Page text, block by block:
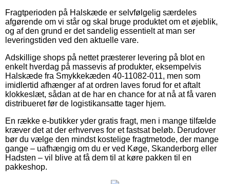
Fragtperioden på Halskæde er selvfølgelig særdeles
afgørende om vi står og skal bruge produktet om et øjeblik,
og af den grund er det sandelig essentielt at man ser
leveringstiden ved den aktuelle vare.
Adskillige shops på nettet præsterer levering på blot en
enkelt hverdag på massevis af produkter, eksempelvis
Halskæde fra Smykkekæden 40-11082-011, men som
imidlertid afhænger af at ordren laves forud for et aftalt
klokkeslæt, sådan at de har en chance for at nå at få varen
distribueret før de logistikansatte tager hjem.
En række e-butikker yder gratis fragt, men i mange tilfælde
kræver det at der erhverves for et fastsat beløb. Derudover
bør du vælge den mindst kostelige fragtmetode, der mange
gange – uafhængig om du er ved Køge, Skanderborg eller
Hadsten – vil blive at få dem til at køre pakken til en
pakkeshop.